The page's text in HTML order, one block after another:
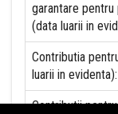
garantare
(data luarii in
Contributia
luarii in evidenta):
Contributii